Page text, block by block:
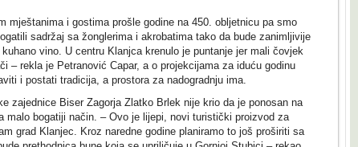
mještanima i gostima prošle godine na 450. obljetnicu pa smo
sadržaj sa žonglerima i akrobatima tako da bude zanimljivije
vino. U centru Klanjca krenulo je puntanje jer mali čovjek
– rekla je Petranović Capar, a o projekcijama za iduću godinu
i postati tradicija, a prostora za nadogradnju ima.
zajednice Biser Zagorja Zlatko Brlek nije krio da je ponosan na
malo bogatiji način. – Ovo je lijepi, novi turistički proizvod za
grad Klanjec. Kroz naredne godine planiramo to još proširiti sa